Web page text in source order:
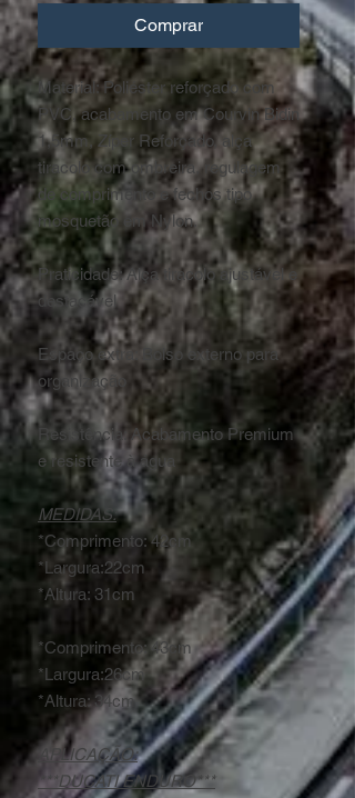
Comprar
Material: Poliéster reforçado com
PVC, acabamento em Courvin Bidin
1,5mm, Zíper Reforçado, alça
tiracolo com ombreira, regulagem
de comprimento e fechos tipo
mosquetão em Nylon.
Praticidade: Alça tiracolo ajustável e
destacável
Espaço extra: Bolso externo para
organização
Resistência: Acabamento Premium
e resistente à água
MEDIDAS:
*Comprimento: 42cm
*Largura:22cm
*Altura: 31cm
*Comprimento: 43cm
*Largura:26cm
*Altura: 34cm
APLICAÇÃO:
***DUCATI ENDURO***